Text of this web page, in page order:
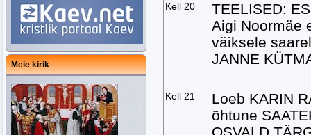
Meie kirik
Kell 20
TEELISED:
Aigi Noormäe
väiksele
JANNE
Kell 21
Loeb KARIN
õhtune